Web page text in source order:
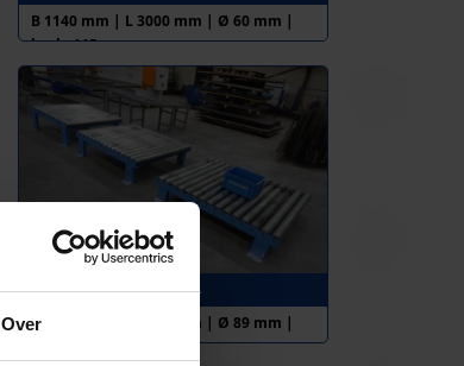
Over
B 1140 mm | L 3000 mm | Ø 60 mm |
h.o.h. 115 mm
Rollenbanen - 1011384
B 1165 mm | L 1500 mm | Ø 89 mm |